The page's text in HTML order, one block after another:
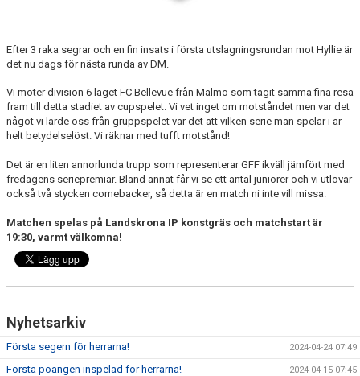
Efter 3 raka segrar och en fin insats i första utslagningsrundan mot Hyllie är
det nu dags för nästa runda av DM.
Vi möter division 6 laget FC Bellevue från Malmö som tagit samma fina resa
fram till detta stadiet av cupspelet. Vi vet inget om motståndet men var det
något vi lärde oss från gruppspelet var det att vilken serie man spelar i är
helt betydelselöst. Vi räknar med tufft motstånd!
Det är en liten annorlunda trupp som representerar GFF ikväll jämfört med
fredagens seriepremiär. Bland annat får vi se ett antal juniorer och vi utlovar
också två stycken comebacker, så detta är en match ni inte vill missa.
Matchen spelas på Landskrona IP konstgräs och matchstart är
19:30, varmt välkomna!
Nyhetsarkiv
Första segern för herrarna! 2024-04-24 07:49
Första poängen inspelad för herrarna! 2024-04-15 07:45